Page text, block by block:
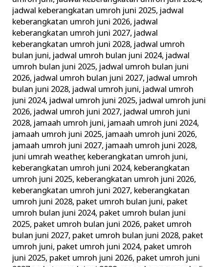
jadwal keberangkatan umroh juni 2025, jadwal
keberangkatan umroh juni 2026, jadwal
keberangkatan umroh juni 2027, jadwal
keberangkatan umroh juni 2028, jadwal umroh
bulan juni, jadwal umroh bulan juni 2024, jadwal
umroh bulan juni 2025, jadwal umroh bulan juni
2026, jadwal umroh bulan juni 2027, jadwal umroh
bulan juni 2028, jadwal umroh juni, jadwal umroh
juni 2024, jadwal umroh juni 2025, jadwal umroh juni
2026, jadwal umroh juni 2027, jadwal umroh juni
2028, jamaah umroh juni, jamaah umroh juni 2024,
jamaah umroh juni 2025, jamaah umroh juni 2026,
jamaah umroh juni 2027, jamaah umroh juni 2028,
juni umrah weather, keberangkatan umroh juni,
keberangkatan umroh juni 2024, keberangkatan
umroh juni 2025, keberangkatan umroh juni 2026,
keberangkatan umroh juni 2027, keberangkatan
umroh juni 2028, paket umroh bulan juni, paket
umroh bulan juni 2024, paket umroh bulan juni
2025, paket umroh bulan juni 2026, paket umroh
bulan juni 2027, paket umroh bulan juni 2028, paket
umroh juni, paket umroh juni 2024, paket umroh
juni 2025, paket umroh juni 2026, paket umroh juni